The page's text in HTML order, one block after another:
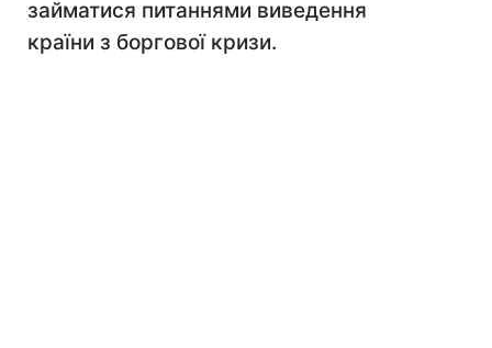
займатися питаннями виведення
країни з боргової кризи.